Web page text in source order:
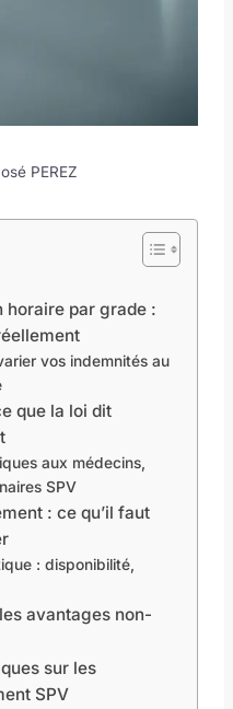
PEREZ
horaire par grade :
vos indemnités au
que la loi dit
aux médecins,
SPV
: ce qu’il faut
: disponibilité,
avantages non-
sur les
SPV